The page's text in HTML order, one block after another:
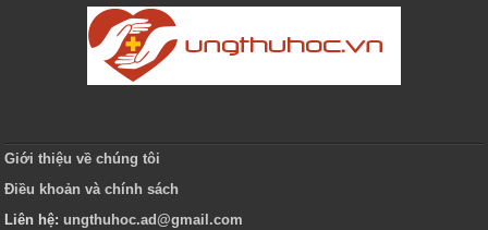
Giới thiệu về chúng tôi
Điều khoản và chính sách
Liên hệ:ungthuhoc.ad@gmail.com